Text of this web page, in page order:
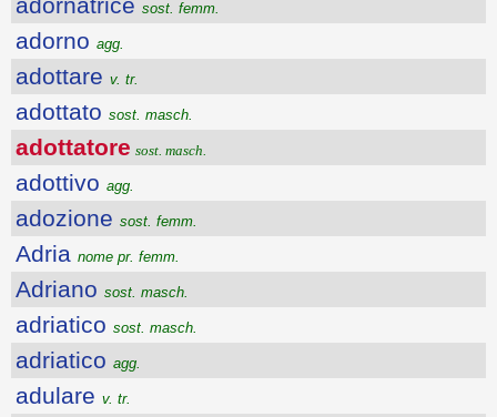
sost. femm.
adorno agg.
adottare v. tr.
adottato sost. masch.
adottatore sost. masch.
adottivo agg.
adozione sost. femm.
Adria nome pr. femm.
Adriano sost. masch.
adriatico sost. masch.
adriatico agg.
adulare v. tr.